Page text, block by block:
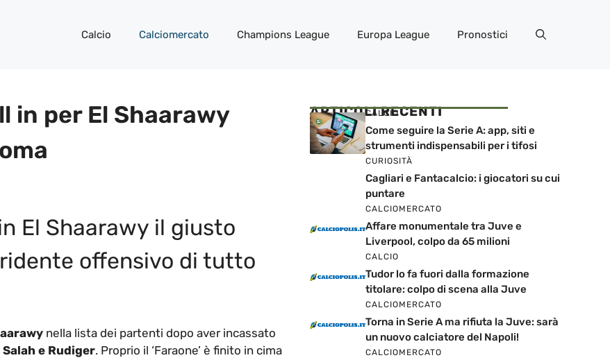
Calcio Calciomercato Champions League Europa League Pronostici
in per El Shaarawy
El Shaarawy il giusto
offensivo di tutto
nella lista dei partenti dopo aver incassato
Salah e Rudiger. Proprio il ‘Faraone’ è finito in cima
ARTICOLI RECENTI
CALCIO
Come seguire la Serie A: app, siti e
strumenti indispensabili per i tifosi
CURIOSITÀ
Cagliari e Fantacalcio: i giocatori su cui
puntare
CALCIOMERCATO
Affare monumentale tra Juve e
Liverpool, colpo da 65 milioni
CALCIO
Tudor lo fa fuori dalla formazione
titolare: colpo di scena alla Juve
CALCIOMERCATO
Torna in Serie A ma rifiuta la Juve: sarà
un nuovo calciatore del Napoli!
CALCIOMERCATO